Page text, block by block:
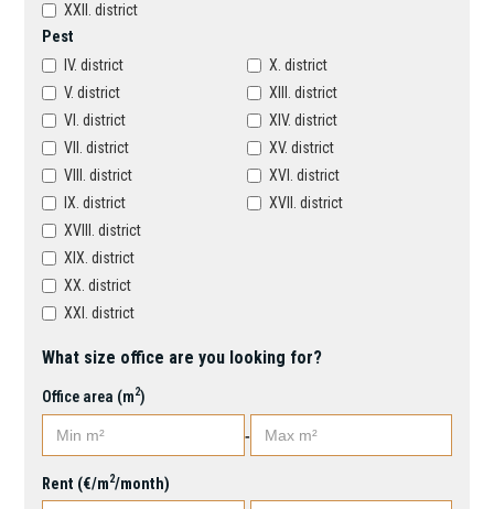
XXII. district
Pest
IV. district
V. district
VI. district
VII. district
VIII. district
IX. district
X. district
XIII. district
XIV. district
XV. district
XVI. district
XVII. district
XVIII. district
XIX. district
XX. district
XXI. district
What size office are you looking for?
Office area (m2)
-
Rent (€/m2/month)